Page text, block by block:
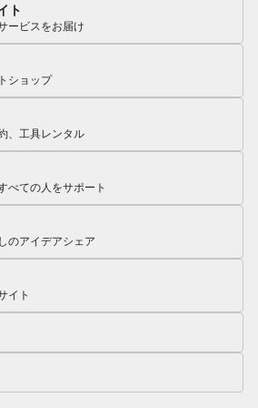
ト
ービスをお届け
ショップ
、工具レンタル
べての人をサポート
のアイデアシェア
イト